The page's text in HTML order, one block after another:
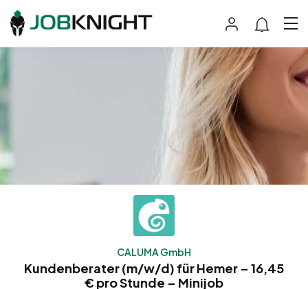
CALUMA GmbH
Kundenberater (m/w/d) für Hemer – 16,45
€ pro Stunde – Minijob